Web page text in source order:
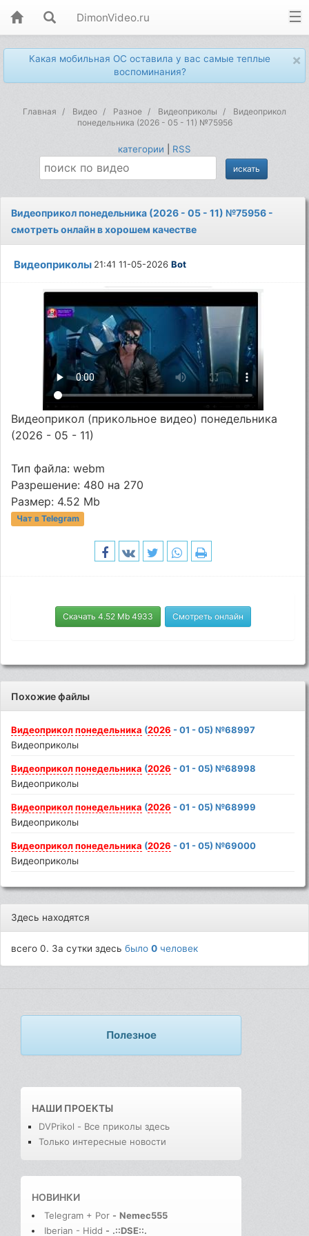
DimonVideo.ru
×
Какая мобильная ОС оставила у вас самые теплые
воспоминания?
Главная Видео Разное Видеоприколы
Видеоприкол
понедельника (2026 - 05 - 11) №75956
категории RSS
Видеоприкол понедельника (2026 - 05 - 11) №75956 -
смотреть онлайн в хорошем качестве
Видеоприколы 21:41 11-05-2026Bot
Видеоприкол (прикольное видео) понедельника
(2026 - 05 - 11)
Тип файла: webm
Разрешение: 480 на 270
Размер: 4.52 Mb
Чат в Telegram
Скачать 4.52 Mb 4933 Смотреть онлайн
Похожие файлы
Видеоприкол понедельника (2026 - 01 - 05) №68997
Видеоприколы
Видеоприкол понедельника (2026 - 01 - 05) №68998
Видеоприколы
Видеоприкол понедельника (2026 - 01 - 05) №68999
Видеоприколы
Видеоприкол понедельника (2026 - 01 - 05) №69000
Видеоприколы
Здесь находятся
всего 0. За сутки здесьбыло0 человек
Полезное
НАШИ ПРОЕКТЫ
DVPrikol - Все приколы здесь
Только интересные новости
НОВИНКИ
Telegram + Por - Nemec555
Iberian - Hidd - .::DSE::.